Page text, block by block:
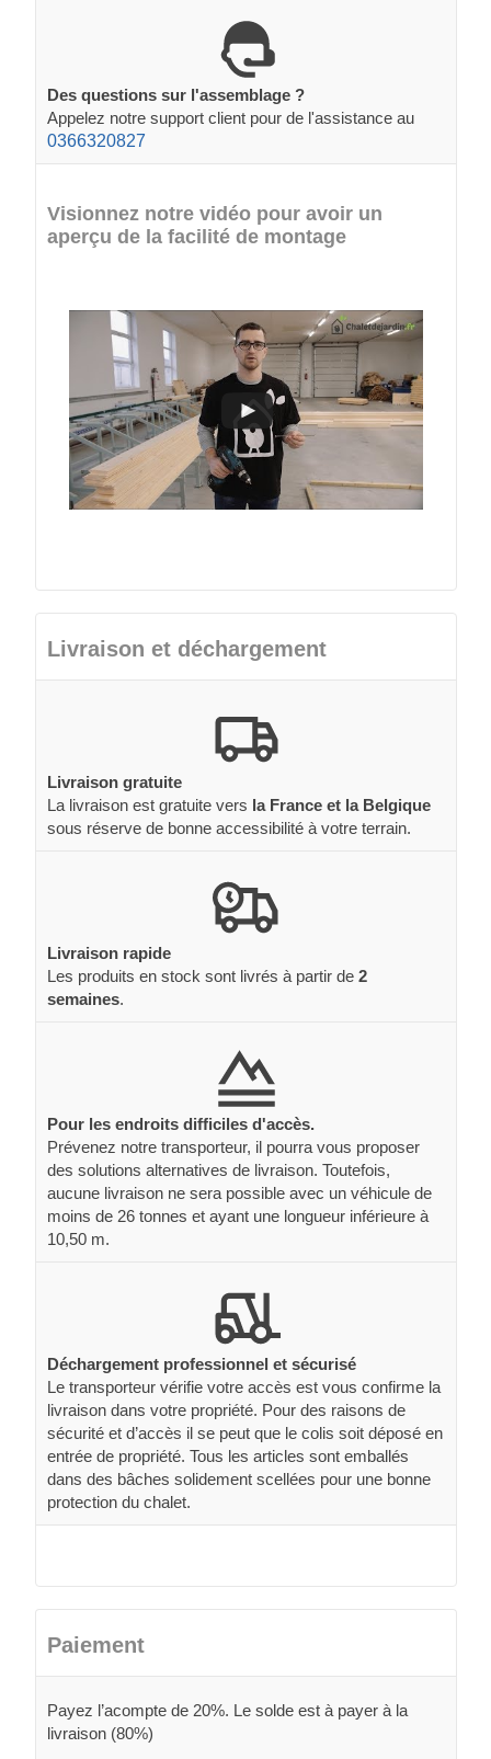
Des questions sur l'assemblage ?
Appelez notre support client pour de l'assistance au
0366320827
Visionnez notre vidéo pour avoir un
aperçu de la facilité de montage
Livraison et déchargement
Livraison gratuite
La livraison est gratuite vers la France et la Belgique
sous réserve de bonne accessibilité à votre terrain.
Livraison rapide
Les produits en stock sont livrés à partir de 2
semaines.
Pour les endroits difficiles d'accès.
Prévenez notre transporteur, il pourra vous proposer
des solutions alternatives de livraison. Toutefois,
aucune livraison ne sera possible avec un véhicule de
moins de 26 tonnes et ayant une longueur inférieure à
10,50 m.
Déchargement professionnel et sécurisé
Le transporteur vérifie votre accès est vous confirme la
livraison dans votre propriété. Pour des raisons de
sécurité et d’accès il se peut que le colis soit déposé en
entrée de propriété. Tous les articles sont emballés
dans des bâches solidement scellées pour une bonne
protection du chalet.
Paiement
Payez l’acompte de 20%. Le solde est à payer à la
livraison (80%)